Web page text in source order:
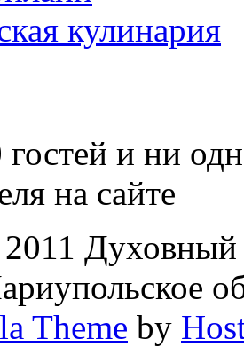
кулинария
и ни
на сайте
Духовный
Theme by